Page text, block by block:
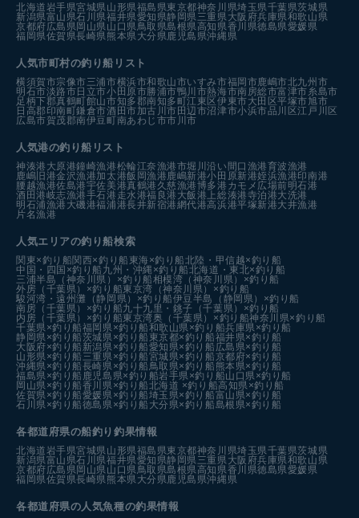
北海道岩手県宮城県山形県福島県東京都神奈川県埼玉県千葉県茨城県
新潟県富山県石川県福井県愛知県静岡県三重県大阪府兵庫県和歌山県
京都府広島県岡山県山口県鳥取県島根県高知県香川県徳島県愛媛県
福岡県佐賀県長崎県熊本県大分県鹿児島県沖縄県
人気市町村の釣り船リスト
横須賀市宗像市三浦市横浜市和歌山市いすみ市福岡市鹿嶋市北九州市
明石市淡路市 日立市小田原市勝浦市鴨川市熱海市南房総市富津市糸島市
足柄下郡真鶴町館山市知多郡南知多町江東区伊東市大田区平塚市旭市
日高郡印南町鎌倉市酒田市加古川市 田辺市沼津市小浜市品川区江戸川区
広島市賀茂郡南伊豆町南あわじ市市川市
人気港の釣り船リスト
神湊港 大原港鐘崎漁港松輪江奈漁港市堀川沿い 間口漁港育波漁港
鹿嶋旧港金沢漁港加太港飯岡漁港鹿嶋新港小田原新港姪浜漁港印南港
腰越漁港佐島港宇佐美港真鶴港 久慈漁港博多港カモメ広場前明石港
酒田港岐志漁港手石港 走水港福良港 大飯港 上総湊港寺泊港大洗港
明石浦漁港 大磯港福浦港長井新宿港網代港高浜港平塚新港大井漁港
片名漁港
人気エリアの釣り船検索
関東×釣り船関西×釣り船 東海×釣り船北陸・甲信越×釣り船
中国・四国×釣り船 九州・沖縄×釣り船北海道・東北×釣り船
三浦半島（神奈川県）×釣り船相模湾（神奈川県）×釣り船
外房（千葉県）×釣り船東京湾（神奈川県）×釣り船
駿河湾・遠州灘（静岡県）×釣り船伊豆半島（静岡県）×釣り船
南房（千葉県）×釣り船九十九里・銚子（千葉県）×釣り船
内房（千葉県）×釣り船東京湾奥（千葉県）×釣り船神奈川県×釣り船
千葉県×釣り船福岡県×釣り船和歌山県×釣り船兵庫県×釣り船
静岡県×釣り船茨城県×釣り船 東京都×釣り船福井県×釣り船
大阪府×釣り船 新潟県×釣り船愛知県×釣り船 広島県×釣り船
山形県×釣り船 三重県×釣り船宮城県×釣り船京都府×釣り船
沖縄県×釣り船長崎県×釣り船鳥取県×釣り船 熊本県×釣り船
福島県×釣り船 鹿児島県×釣り船岩手県×釣り船山口県×釣り船
岡山県×釣り船香川県×釣り船北海道 ×釣り船高知県×釣り船
佐賀県×釣り船愛媛県×釣り船埼玉県×釣り船富山県×釣り船
石川県×釣り船徳島県×釣り船 大分県×釣り船島根県×釣り船
各都道府県の船釣り釣果情報
北海道岩手県宮城県山形県福島県東京都神奈川県埼玉県千葉県茨城県
新潟県富山県石川県福井県愛知県静岡県三重県大阪府兵庫県和歌山県
京都府広島県岡山県山口県鳥取県島根県高知県香川県徳島県愛媛県
福岡県佐賀県長崎県熊本県大分県鹿児島県沖縄県
各都道府県の人気魚種の釣果情報